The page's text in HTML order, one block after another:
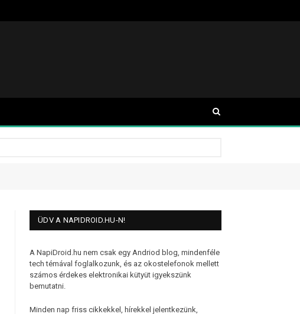
ÜDV A NAPIDROID.HU-N!
A NapiDroid.hu nem csak egy Andriod blog, mindenféle
tech témával foglalkozunk, és az okostelefonok mellett
számos érdekes elektronikai kütyüt igyekszünk
bemutatni.
Minden nap friss cikkekkel, hírekkel jelentkezünk,